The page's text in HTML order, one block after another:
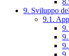
9. Sviluppo
9.1.